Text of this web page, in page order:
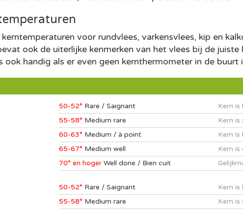
voor rundvlees, varkensvlees, kip en
ook de uiterlijke kenmerken van het vlees bij de
ook handig als er even geen kernthermometer in de buurt
50-52° Rare / Saignant
Kern
55-58° Medium rare
Kern
60-63° Medium / à point
Kern
65-67° Medium well
Kern is
70° en hoger Well done / Bien cuit
50-52° Rare / Saignant
Kern
55-58° Medium rare
Kern